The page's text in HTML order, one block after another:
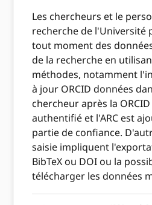
Les chercheurs et le
recherche de l'Université
tout moment des
de la recherche en
méthodes, notamment
à jour ORCID données
chercheur après la
authentifié et l'ARC est
partie de confiance.
saisie impliquent
BibTeX ou DOI ou la
télécharger les données